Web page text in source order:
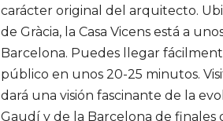
carácter original del arquitecto.
de Gràcia, la Casa Vicens está a
Barcelona. Puedes llegar
público en unos 20-25 minutos.
dará una visión fascinante de la
Gaudí y de la Barcelona de finales